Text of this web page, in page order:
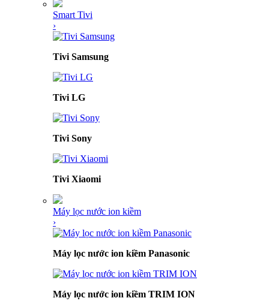
Smart Tivi
›
Tivi Samsung
Tivi LG
Tivi Sony
Tivi Xiaomi
Máy lọc nước ion kiềm
›
Máy lọc nước ion kiềm Panasonic
Máy lọc nước ion kiềm TRIM ION